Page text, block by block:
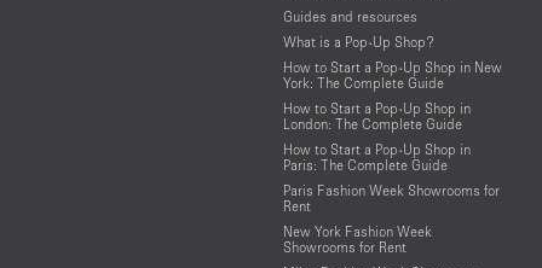
Guides and resources
What is a Pop-Up Shop?
How to Start a Pop-Up Shop in New
York: The Complete Guide
How to Start a Pop-Up Shop in
London: The Complete Guide
How to Start a Pop-Up Shop in
Paris: The Complete Guide
Paris Fashion Week Showrooms for
Rent
New York Fashion Week
Showrooms for Rent